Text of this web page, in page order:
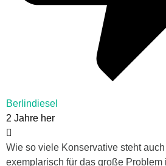
Berlindiesel
2 Jahre her
Wie so viele Konservative steht
exemplarisch für das große Problem